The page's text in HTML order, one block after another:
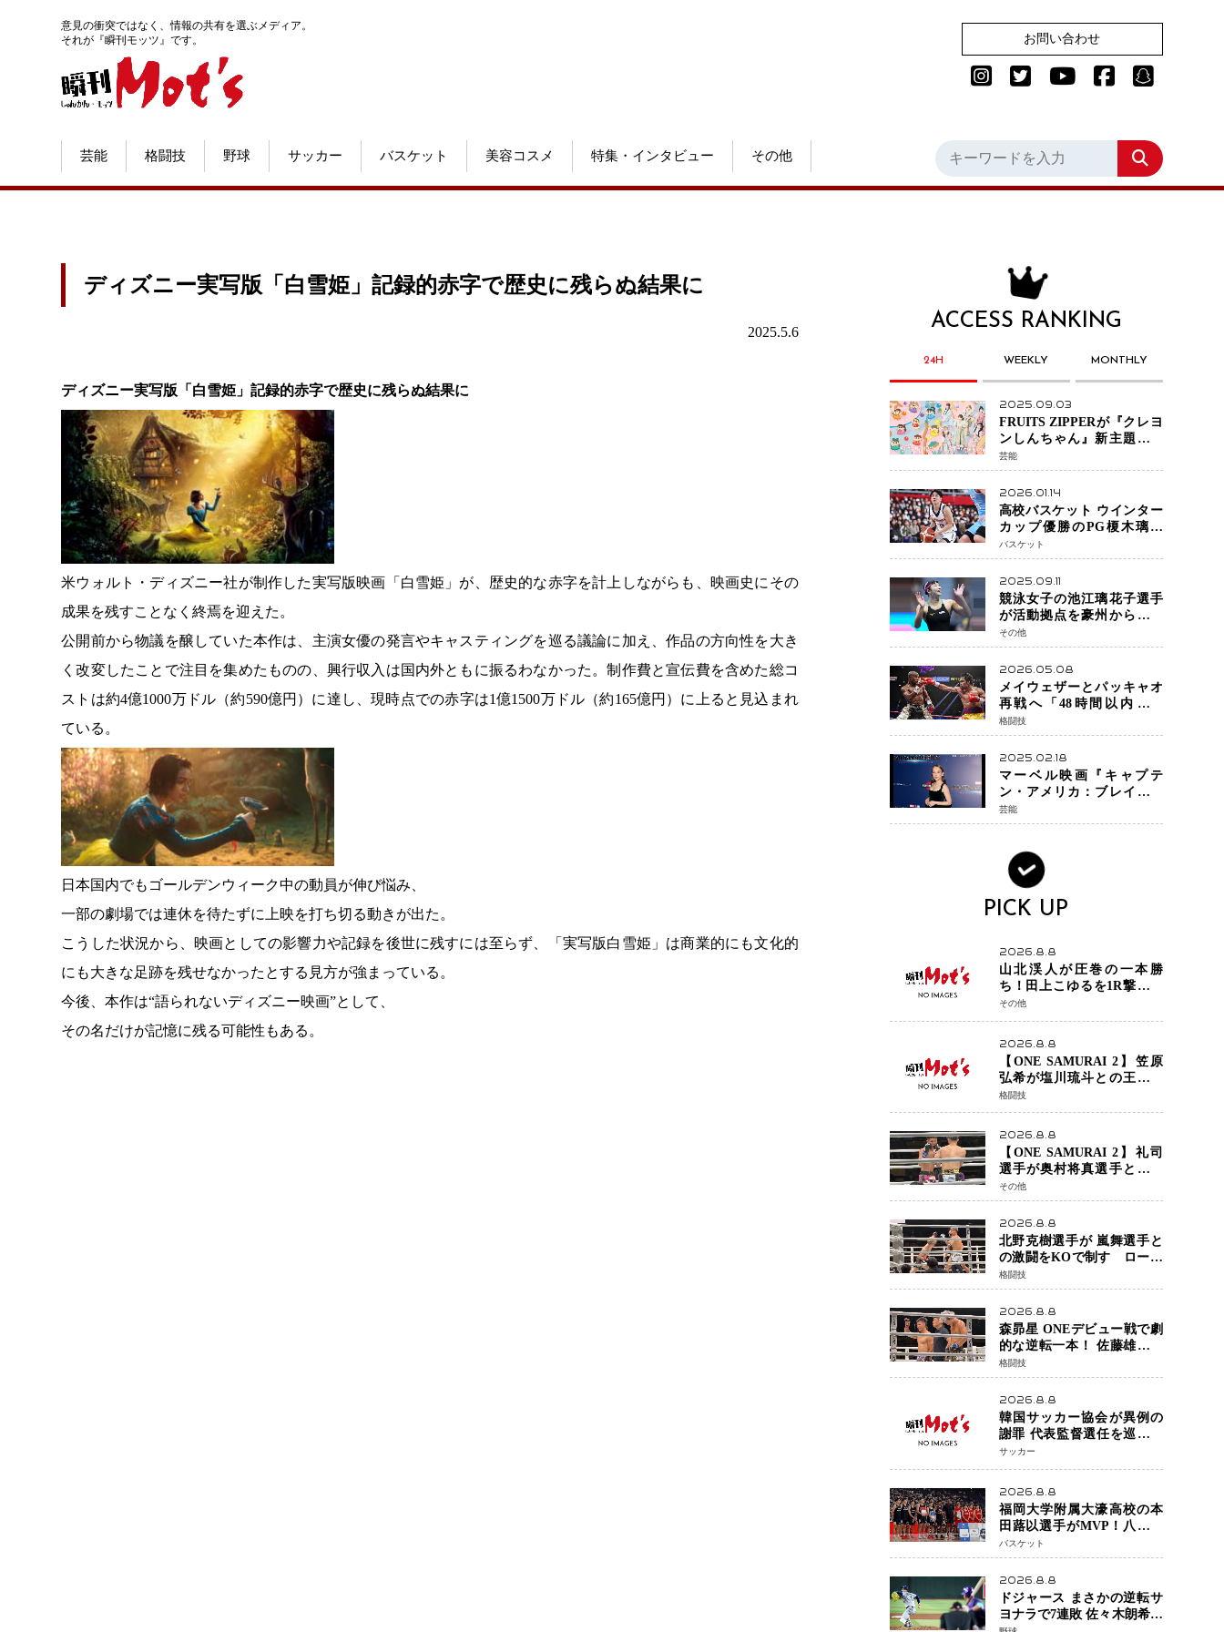
意見の衝突ではなく、情報の共有を選ぶメディア。
それが『瞬刊モッツ』です。
お問い合わせ
芸能 格闘技 野球 サッカー バスケット 美容コスメ 特集・インタビュー その他
ディズニー実写版「白雪姫」記録的赤字で歴史に残らぬ結果に
2025.5.6
ディズニー実写版「白雪姫」記録的赤字で歴史に残らぬ結果に
米ウォルト・ディズニー社が制作した実写版映画「白雪姫」が、歴史的な赤字を計上しながらも、映画史にその
成果を残すことなく終焉を迎えた。
公開前から物議を醸していた本作は、主演女優の発言やキャスティングを巡る議論に加え、作品の方向性を大き
く改変したことで注目を集めたものの、興行収入は国内外ともに振るわなかった。制作費と宣伝費を含めた総コ
ストは約4億1000万ドル（約590億円）に達し、現時点での赤字は1億1500万ドル（約165億円）に上ると見込まれ
ている。
日本国内でもゴールデンウィーク中の動員が伸び悩み、
一部の劇場では連休を待たずに上映を打ち切る動きが出た。
こうした状況から、映画としての影響力や記録を後世に残すには至らず、「実写版白雪姫」は商業的にも文化的
にも大きな足跡を残せなかったとする見方が強まっている。
今後、本作は“語られないディズニー映画”として、
その名だけが記憶に残る可能性もある。
ACCESS RANKING
24H WEEKLY MONTHLY
2025.09.03
FRUITS ZIPPERが『クレヨ
ンしんちゃん』新主題歌を
担当
芸能
2026.01.14
高校バスケット ウインター
カップ優勝のPG榎木璃旺
（えのき・りお）がプロの
現場へ―。
バスケット
2025.09.11
競泳女子の池江璃花子選手
が活動拠点を豪州から日本
へ！ 豪州での挑戦を糧に、
28年ロサンゼルス五輪へ再
始動
その他
2026.05.08
メイウェザーとパッキャオ
再戦へ「48時間以内に決
着」公式戦かエキシビショ
ンか混迷続く
格闘技
2025.02.18
マーベル映画『キャプテ
ン・アメリカ：ブレイブ・
ニュー・ワールド』 新ブラ
ック・ウィドウ役のシラ・
芸能
PICK UP
2026.8.8
山北渓人が圧巻の一本勝
ち！田上こゆるを1R撃破、
ケルベロスチョークで存在
感を示す
その他
2026.8.8
【ONE SAMURAI 2】笠原
弘希が塩川琉斗との王者対
決を制す 圧力で主導権を握
り判定勝利
格闘技
2026.8.8
【ONE SAMURAI 2】礼司
選手が奥村将真選手との接
戦を制す カウンターと正確
な打撃で判定勝利
その他
2026.8.8
北野克樹選手が 嵐舞選手と
の激闘をKOで制す ローブ
ローが相次ぐ波乱の展開…
涙の勝利「生まれてくる娘
のために750万円を使いた
い」
格闘技
2026.8.8
森昴星 ONEデビュー戦で劇
的な逆転一本！ 佐藤雄介の
強烈な打撃を耐え抜き、リ
アネイキッドチョークで勝
利
格闘技
2026.8.8
韓国サッカー協会が異例の
謝罪 代表監督選任を巡る疑
惑など相次ぐ問題「組織の
刷新」誓う
サッカー
2026.8.8
福岡大学附属大濠高校の本
田蕗以選手がMVP！八村塁
主宰「BLACK SAMURAI
SUMMIT 2026」で存在感
NBAへの夢へ大きな一歩
「自信になった」
バスケット
2026.8.8
ドジャース まさかの逆転サ
ヨナラで7連敗 佐々木朗希投